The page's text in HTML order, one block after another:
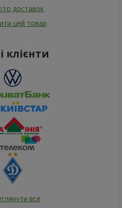
доставок
цей товар
клієнти
все